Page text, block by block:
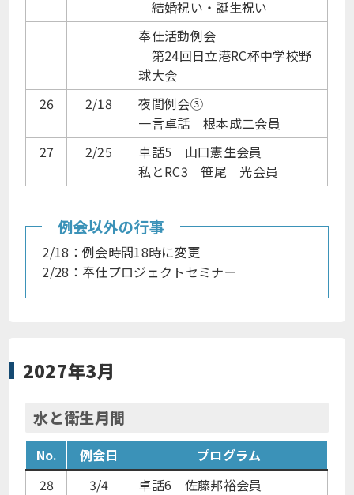
結婚祝い・誕生祝い
奉仕活動例会
第24回日立港RC杯中学校野
球大会
26
2/18
夜間例会③
一言卓話 根本成二会員
27
2/25
卓話5 山口憲生会員
私とRC3 笹尾 光会員
例会以外の行事
2/18：例会時間18時に変更
2/28：奉仕プロジェクトセミナー
2027年3月
水と衛生月間
No. 例会日
プログラム
28
3/4
卓話6 佐藤邦裕会員